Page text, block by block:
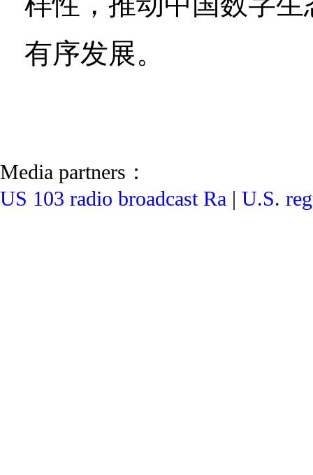
有序发展。
Media partners：
US 103 radio broadcast Ra | U.S.